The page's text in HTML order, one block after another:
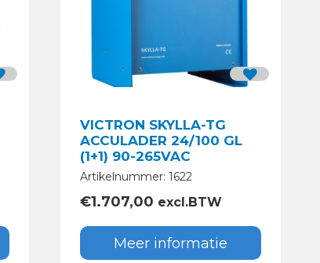
VICTRON SKYLLA-TG
ACCULADER 24/100 GL
(1+1) 90-265VAC
Artikelnummer: 1622
€1.707,00 excl.BTW
Meer informatie